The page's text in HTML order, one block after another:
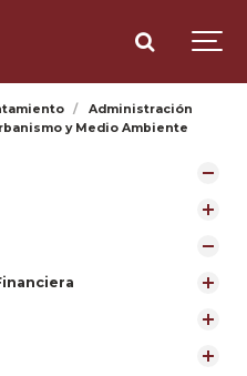
Administración
y Medio Ambiente